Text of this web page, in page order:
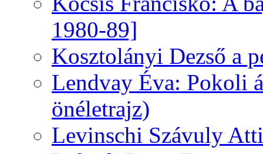
1980-89]
Kosztolányi Dezső a
Lendvay Éva: Pokoli
önéletrajz)
Levinschi Szávuly